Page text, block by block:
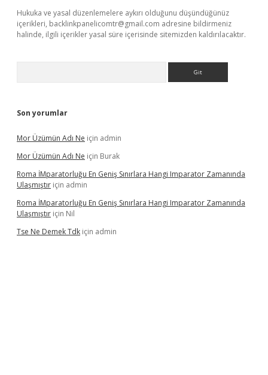
Hukuka ve yasal düzenlemelere aykırı olduğunu düşündüğünüz
içerikleri, backlinkpanelicomtr@gmail.com adresine bildirmeniz
halinde, ilgili içerikler yasal süre içerisinde sitemizden kaldırılacaktır.
Son yorumlar
Mor Üzümün Adı Ne için admin
Mor Üzümün Adı Ne için Burak
Roma İMparatorluğu En Geniş Sınırlara Hangi Imparator Zamanında
Ulaşmıştır için admin
Roma İMparatorluğu En Geniş Sınırlara Hangi Imparator Zamanında
Ulaşmıştır için Nil
Tse Ne Demek Tdk için admin